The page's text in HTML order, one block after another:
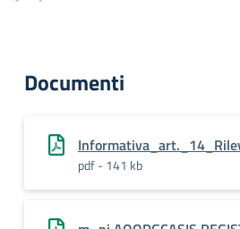
Documenti
pdf - 141 kb